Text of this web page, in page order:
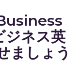
ネス英
ましょう